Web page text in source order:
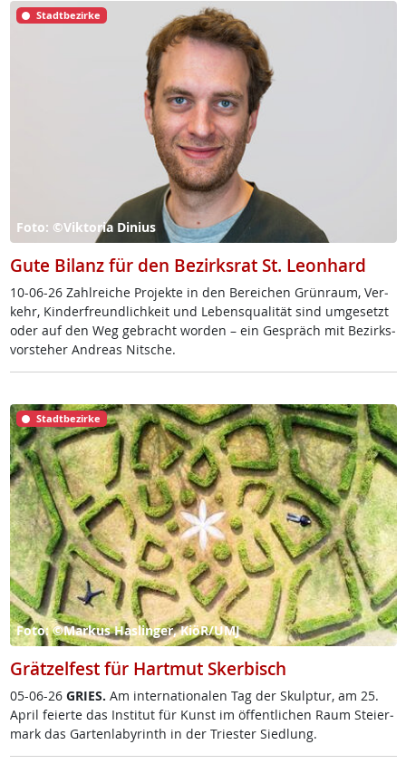
Stadtbezirke
Foto: ©Viktoria Dinius
Gute Bilanz für den Bezirksrat St. Leonhard
10-06-26 Zahl­rei­che Pro­jek­te in den Be­rei­chen Grün­raum, Ver­
kehr, Kin­der­f­reund­lich­keit und Le­bens­qua­li­tät sind um­ge­setzt
oder auf den Weg ge­bracht wor­den – ein Ge­spräch mit Be­zirks­
vor­ste­her And­reas Nit­sche.
Stadtbezirke
Foto: ©Markus Haslinger, KiöR/UMJ
Grätzelfest für Hartmut Skerbisch
05-06-26 GRIES. Am in­ter­na­tio­na­len Tag der Skulp­tur, am 25.
April fei­er­te das In­sti­tut für Kunst im öf­f­ent­li­chen Raum Stei­er­
mark das Gar­ten­la­byrinth in der Tri­es­ter Sied­lung.